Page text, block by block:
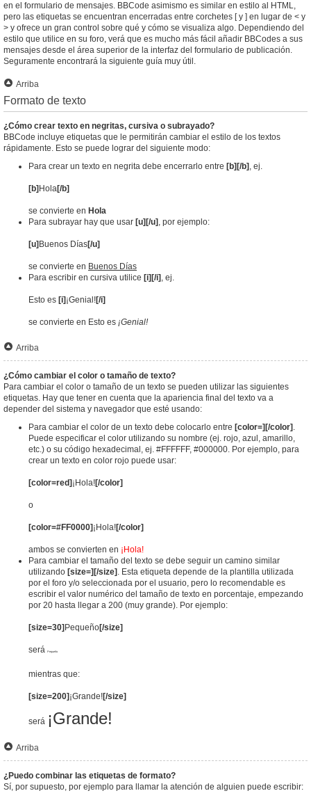
en el formulario de mensajes. BBCode asimismo es similar en estilo al HTML,
pero las etiquetas se encuentran encerradas entre corchetes [ y ] en lugar de < y
> y ofrece un gran control sobre qué y cómo se visualiza algo. Dependiendo del
estilo que utilice en su foro, verá que es mucho más fácil añadir BBCodes a sus
mensajes desde el área superior de la interfaz del formulario de publicación.
Seguramente encontrará la siguiente guía muy útil.
Arriba
Formato de texto
¿Cómo crear texto en negritas, cursiva o subrayado?
BBCode incluye etiquetas que le permitirán cambiar el estilo de los textos
rápidamente. Esto se puede lograr del siguiente modo:
Para crear un texto en negrita debe encerrarlo entre [b][/b] , ej.
[b]Hola[/b]
se convierte en Hola
Para subrayar hay que usar [u][/u] , por ejemplo:
[u]Buenos Días[/u]
se convierte en Buenos Días
Para escribir en cursiva utilice [i][/i] , ej.
Esto es [i]¡Genial![/i]
se convierte en Esto es ¡Genial!
Arriba
¿Cómo cambiar el color o tamaño de texto?
Para cambiar el color o tamaño de un texto se pueden utilizar las siguientes
etiquetas. Hay que tener en cuenta que la apariencia final del texto va a
depender del sistema y navegador que esté usando:
Para cambiar el color de un texto debe colocarlo entre [color=][/color] .
Puede especificar el color utilizando su nombre (ej. rojo, azul, amarillo,
etc.) o su código hexadecimal, ej. #FFFFFF, #000000. Por ejemplo, para
crear un texto en color rojo puede usar:
[color=red] ¡Hola![/color]
o
[color=#FF0000] ¡Hola![/color]
ambos se convierten en ¡Hola!
Para cambiar el tamaño del texto se debe seguir un camino similar
utilizando [size=][/size] . Esta etiqueta depende de la plantilla utilizada
por el foro y/o seleccionada por el usuario, pero lo recomendable es
escribir el valor numérico del tamaño de texto en porcentaje, empezando
por 20 hasta llegar a 200 (muy grande). Por ejemplo:
[size=30] Pequeño[/size]
será Pequeño
mientras que:
[size=200] ¡Grande![/size]
será ¡Grande!
Arriba
¿Puedo combinar las etiquetas de formato?
Sí, por supuesto, por ejemplo para llamar la atención de alguien puede escribir: